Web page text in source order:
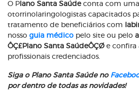
O P lano Santa Saúdeconta com
otorrinolaringologistas capacitados
tratamento de beneficiários com
nosso guia médico pelo site ou pelo
ÔÇ£Plano Santa SaúdeÔÇØe confira
profissionais credenciados.
Siga o Plano Santa Saúde no
por dentro de todas as novidades!